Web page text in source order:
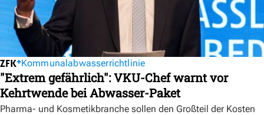
Kommunalabwasserrichtlinie
"Extrem gefährlich": VKU-Chef warnt vor
Kehrtwende bei Abwasser-Paket
Pharma- und Kosmetikbranche sollen den Großteil der Kosten